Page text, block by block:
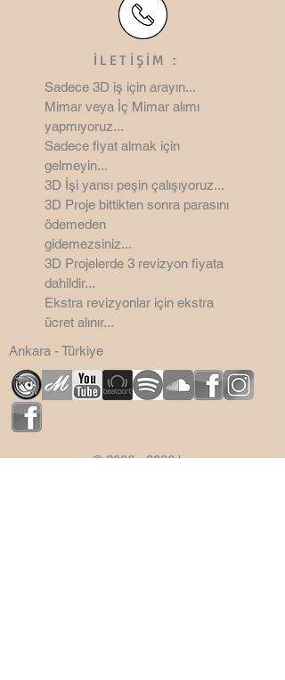
İLETİŞİM :
Sadece 3D iş için arayın...
Mimar veya İç Mimar alımı
yapmıyoruz...
Sadece fiyat almak için
gelmeyin...
3D İşi yarısı peşin çalışıyoruz...
3D Proje bittikten sonra parasını
ödemeden
gidemezsiniz...
3D Projelerde 3 revizyon fiyata
dahildir...
Ekstra revizyonlar için ekstra
ücret alınır...
Ankara - Türkiye
©2006 - 2026by